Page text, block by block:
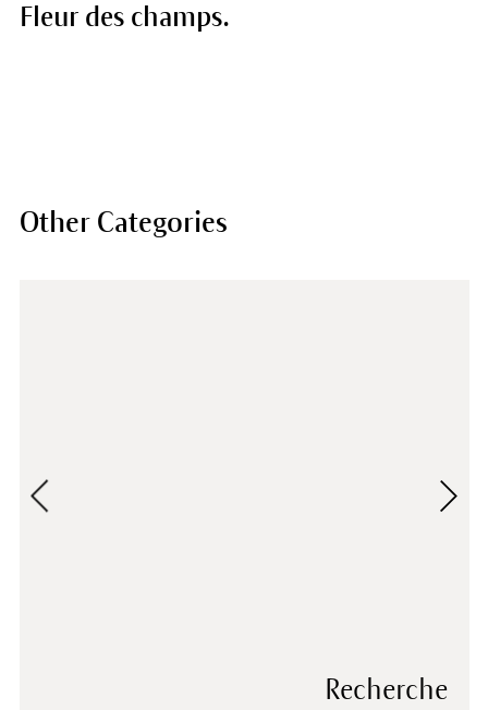
Fleur des champs.
Other Categories
Recherche